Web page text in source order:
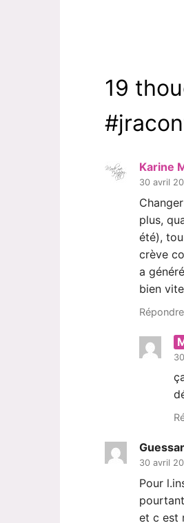
19
Karine
30 avril
plus,
été),
crève
a
bien
Répondre
30 avril
Pour
et c est